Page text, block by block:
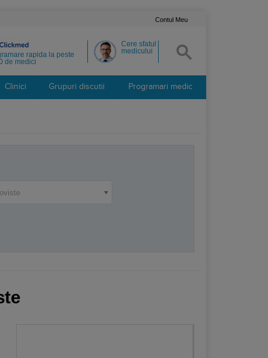
Contul Meu
Cere sfatul
medicului
rapida la peste
de medici
Clinici Grupuri discutii Programari medic